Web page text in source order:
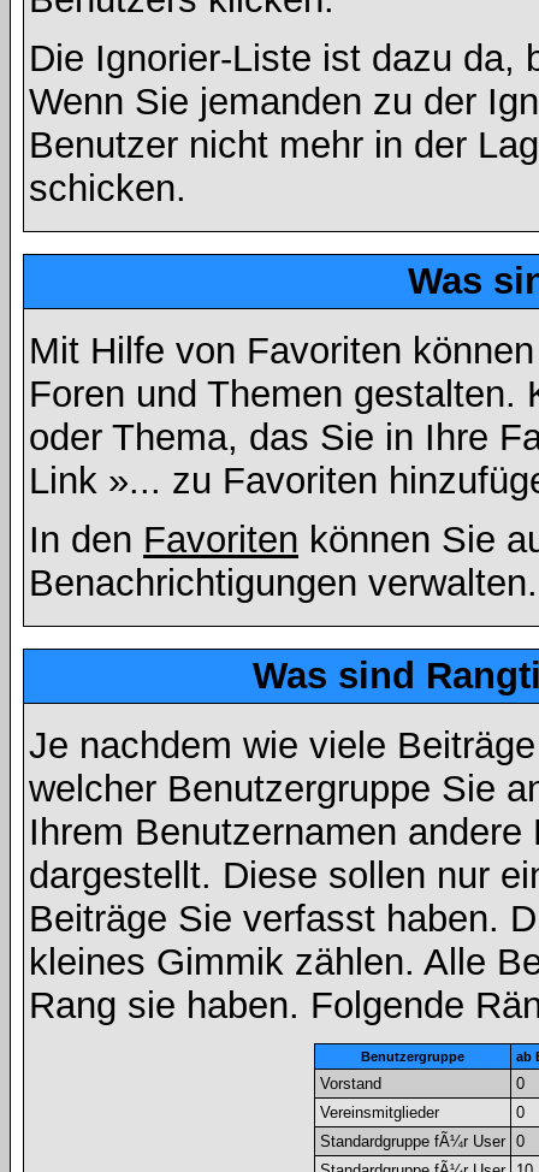
Die Ignorier-Liste ist dazu da,
Wenn Sie jemanden zu der
Benutzer nicht mehr in der
schicken.
Was
Mit Hilfe von Favoriten
Foren und Themen
oder Thema, das Sie in Ihre
Link »... zu Favoriten
In den Favoriten können Sie
Benachrichtigungen verwalten.
Was sind
Je nachdem wie viele
welcher Benutzergruppe Sie
Ihrem Benutzernamen
dargestellt. Diese sollen nur
Beiträge Sie verfasst haben.
kleines Gimmik zählen. Alle
Rang sie haben. Folgende
Benutzergruppe ab
Vorstand
0
Vereinsmitglieder
0
Standardgruppe fÃ¼r User
0